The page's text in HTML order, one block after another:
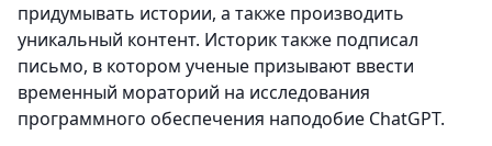
придумывать истории, а также производить
уникальный контент. Историк также подписал
письмо, в котором ученые призывают ввести
временный мораторий на исследования
программного обеспечения наподобие ChatGPT.